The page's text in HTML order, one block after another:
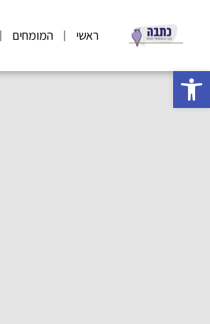
פתח סרגל נגישות
ראשי המומחים